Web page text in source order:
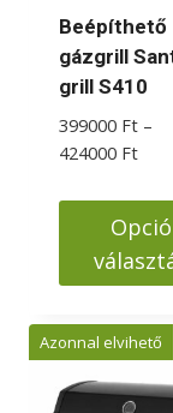
választhatók
ki
Beépíthető
gázgrill
grill S410
399000 Ft –
424000 Ft
-
a
terméknek
több
Azonnal elvihető